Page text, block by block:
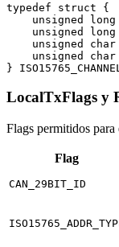
typedef struct {
unsigned
unsigned
unsigned
unsigned
}
LocalTxFlags y
Flags permitidos
Flag
CAN_29BIT_ID